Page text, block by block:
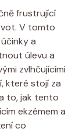
frustrující
V tomto
a
úlevu ⁢a
⁢zvlhčujícími
které stojí za
to, jak tento
ekzémem a
⁣co